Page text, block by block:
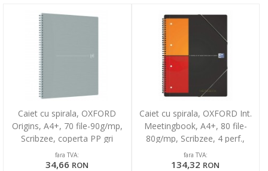
Caiet cu spirala, OXFORD
Origins, A4+, 70 file-90g/mp,
Scribzee, coperta PP gri
deschis - mate
fara TVA:
34,66 RON
Caiet cu spirala, OXFORD Int.
Meetingbook, A4+, 80 file-
80g/mp, Scribzee, 4 perf.,
coperta PP - mate
fara TVA:
134,32 RON